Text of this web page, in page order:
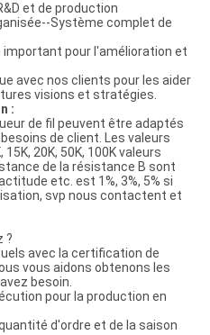
et de production
Système complet de
important pour l'amélioration et
avec nos clients pour les aider
visions et stratégies.
:
de fil peuvent être adaptés
de client. Les valeurs
20K, 50K, 100K valeurs
de la résistance B sont
etc. est 1%, 3%, 5% si
svp nous contactent et
?
avec la certification de
vous aidons obtenons les
besoin.
pour la production en
d'ordre et de la saison